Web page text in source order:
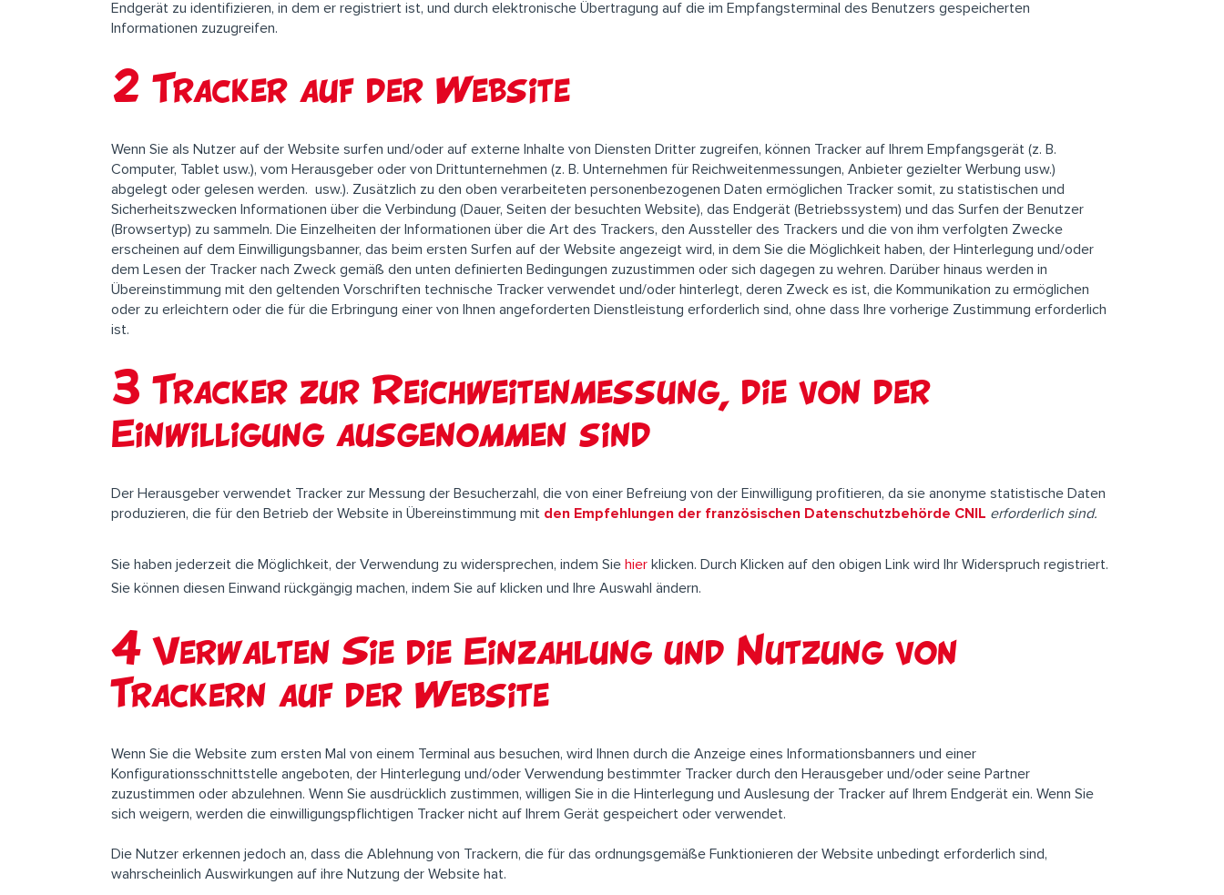
Endgerät zu identifizieren, in dem er registriert ist, und durch elektronische Übertragung auf die im Empfangsterminal des Benutzers gespeicherten
Informationen zuzugreifen.
2 Tracker auf der Website
Wenn Sie als Nutzer auf der Website surfen und/oder auf externe Inhalte von Diensten Dritter zugreifen, können Tracker auf Ihrem Empfangsgerät (z. B.
Computer, Tablet usw.), vom Herausgeber oder von Drittunternehmen (z. B. Unternehmen für Reichweitenmessungen, Anbieter gezielter Werbung usw.)
abgelegt oder gelesen werden. usw.). Zusätzlich zu den oben verarbeiteten personenbezogenen Daten ermöglichen Tracker somit, zu statistischen und
Sicherheitszwecken Informationen über die Verbindung (Dauer, Seiten der besuchten Website), das Endgerät (Betriebssystem) und das Surfen der Benutzer
(Browsertyp) zu sammeln. Die Einzelheiten der Informationen über die Art des Trackers, den Aussteller des Trackers und die von ihm verfolgten Zwecke
erscheinen auf dem Einwilligungsbanner, das beim ersten Surfen auf der Website angezeigt wird, in dem Sie die Möglichkeit haben, der Hinterlegung und/oder
dem Lesen der Tracker nach Zweck gemäß den unten definierten Bedingungen zuzustimmen oder sich dagegen zu wehren. Darüber hinaus werden in
Übereinstimmung mit den geltenden Vorschriften technische Tracker verwendet und/oder hinterlegt, deren Zweck es ist, die Kommunikation zu ermöglichen
oder zu erleichtern oder die für die Erbringung einer von Ihnen angeforderten Dienstleistung erforderlich sind, ohne dass Ihre vorherige Zustimmung erforderlich
ist.
3 Tracker zur Reichweitenmessung, die von der
Einwilligung ausgenommen sind
Der Herausgeber verwendet Tracker zur Messung der Besucherzahl, die von einer Befreiung von der Einwilligung profitieren, da sie anonyme statistische Daten
produzieren, die für den Betrieb der Website in Übereinstimmung mit den Empfehlungen der französischen Datenschutzbehörde CNIL erforderlich sind.
Sie haben jederzeit die Möglichkeit, der Verwendung zu widersprechen, indem Sie hier klicken. Durch Klicken auf den obigen Link wird Ihr Widerspruch registriert.
Sie können diesen Einwand rückgängig machen, indem Sie auf klicken und Ihre Auswahl ändern.
4 Verwalten Sie die Einzahlung und Nutzung von
Trackern auf der Website
Wenn Sie die Website zum ersten Mal von einem Terminal aus besuchen, wird Ihnen durch die Anzeige eines Informationsbanners und einer
Konfigurationsschnittstelle angeboten, der Hinterlegung und/oder Verwendung bestimmter Tracker durch den Herausgeber und/oder seine Partner
zuzustimmen oder abzulehnen. Wenn Sie ausdrücklich zustimmen, willigen Sie in die Hinterlegung und Auslesung der Tracker auf Ihrem Endgerät ein. Wenn Sie
sich weigern, werden die einwilligungspflichtigen Tracker nicht auf Ihrem Gerät gespeichert oder verwendet.
Die Nutzer erkennen jedoch an, dass die Ablehnung von Trackern, die für das ordnungsgemäße Funktionieren der Website unbedingt erforderlich sind,
wahrscheinlich Auswirkungen auf ihre Nutzung der Website hat.